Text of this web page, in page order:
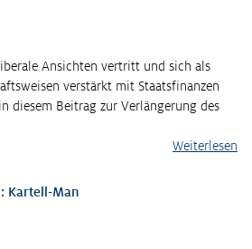
Ansichten vertritt und sich als
verstärkt mit Staatsfinanzen
diesem Beitrag zur Verlängerung des
Weiterlesen
Kartell-Man